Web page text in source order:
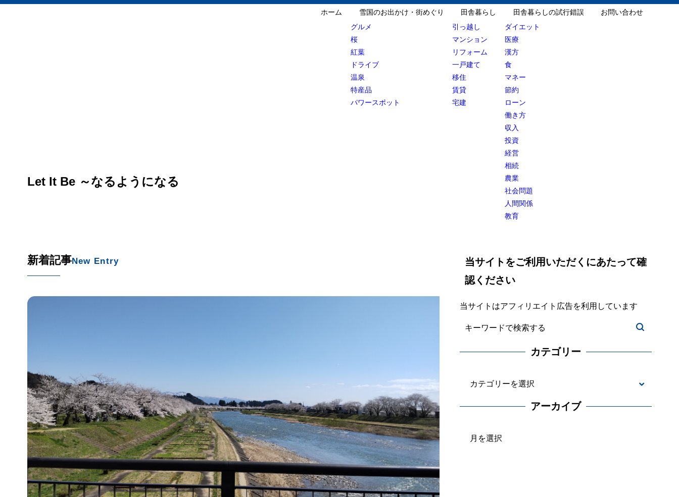
Let It Be ～なるようになる
ホーム
雪国のお出かけ・街めぐり
グルメ
桜
紅葉
ドライブ
温泉
特産品
パワースポット
田舎暮らし
引っ越し
マンション
リフォーム
一戸建て
移住
賃貸
宅建
田舎暮らしの試行錯誤
ダイエット
医療
漢方
食
マネー
節約
ローン
働き方
収入
投資
経営
相続
農業
社会問題
人間関係
教育
お問い合わせ
新着記事New Entry
当サイトをご利用いただくにあたって確
認ください
当サイトはアフィリエイト広告を利用しています
カテゴリー
テ
アーカイブ